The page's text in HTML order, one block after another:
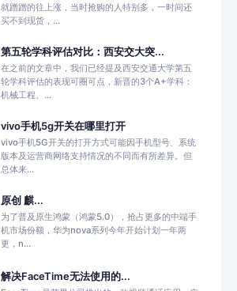
就蹭蹭的往上涨，当时抢购的人特别多，一时间还
买不到现货，...
第五轮学科评估对比：西安交大突...
在之前的文章中，我们已经提及西安交通大学第五
轮学科评估的表现可圈可点，新晋的3个A+学科：
机械工程、...
vivo手机5g开关在哪里打开
vivo手机5G开关的打开方式可能因手机型号、系统
版本及运营商网络支持情况的不同而有所差异。但
总体来...
原创 麒...
为了普及原生鸿蒙（鸿蒙5.0），抢占更多的中端手
机市场份额，华为nova系列今年开始计划一年两
更，n...
解决FaceTime无法使用的...